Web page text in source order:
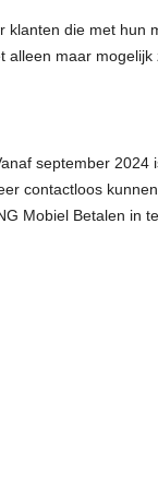
die met hun
maar mogelijk
september 2024
contactloos
Mobiel Betalen in